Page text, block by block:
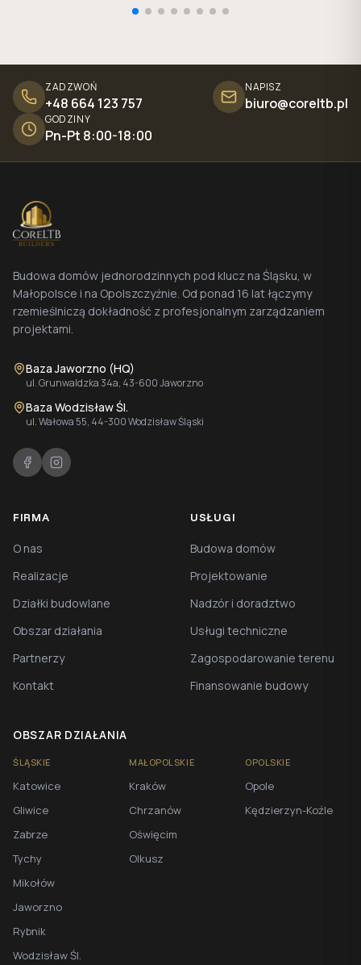
ZADZWOŃ
+48 664 123 757
NAPISZ
biuro@coreltb.pl
GODZINY
Pn-Pt 8:00-18:00
Budowa domów jednorodzinnych pod klucz na Śląsku, w
Małopolsce i na Opolszczyźnie. Od ponad 16 lat łączymy
rzemieślniczą dokładność z profesjonalnym zarządzaniem
projektami.
Baza Jaworzno (HQ)
ul. Grunwaldzka 34a, 43-600 Jaworzno
Baza Wodzisław Śl.
ul. Wałowa 55, 44-300 Wodzisław Śląski
FIRMA
O nas
Realizacje
Działki budowlane
Obszar działania
Partnerzy
Kontakt
USŁUGI
Budowa domów
Projektowanie
Nadzór i doradztwo
Usługi techniczne
Zagospodarowanie terenu
Finansowanie budowy
OBSZAR DZIAŁANIA
ŚLĄSKIE
Katowice
Gliwice
Zabrze
Tychy
Mikołów
Jaworzno
Rybnik
Wodzisław Śl.
MAŁOPOLSKIE
Kraków
Chrzanów
Oświęcim
Olkusz
OPOLSKIE
Opole
Kędzierzyn-Koźle